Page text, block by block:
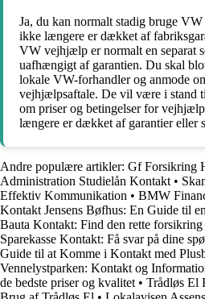
Ja, du kan normalt stadig bruge
ikke længere er dækket af
VW vejhjælp er normalt en separat
uafhængigt af garantien. Du skal
lokale VW-forhandler og anmode
vejhjælpsaftale. De vil være i stand
om priser og betingelser for
længere er dækket af garantier eller
Andre populære artikler: Gf Forsikring
Administration Studielån Kontakt•
Effektiv Kommunikation • BMW
Kontakt Jensens Bøfhus: En Guide til
Bauta Kontakt: Find den rette
Sparekasse Kontakt: Få svar på dine
Guide til at Komme i Kontakt med
Vennelystparken: Kontakt og
de bedste priser og kvalitet• Trådløs El